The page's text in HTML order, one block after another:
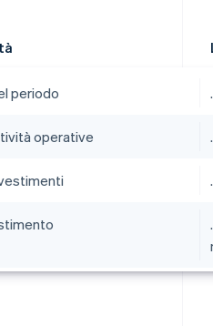
periodo
operative